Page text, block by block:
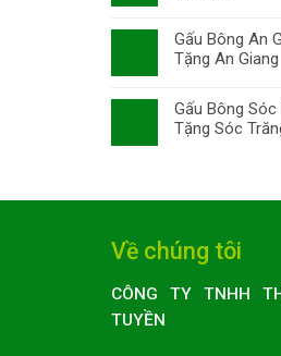
Gấu Bông An
Tặng An Giang
Gấu Bông
Tặng Sóc
Về chúng tôi
CÔNG TY TNHH
TUYỀN